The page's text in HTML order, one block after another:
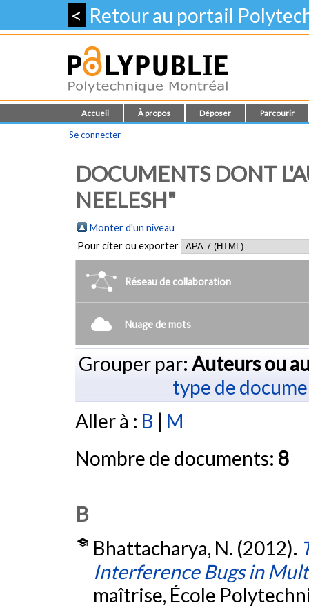
< Retour au portail
Accueil À propos Déposer Parcourir
Se connecter
DOCUMENTS DONT
NEELESH"
Monter d'un niveau
Pour citer ou exporter
Réseau de collaboration
Nuage de mots
Grouper par: Auteurs ou
type de
Aller à : B | M
Nombre de documents: 8
B
Bhattacharya, N. (2012).
Interference Bugs in
maîtrise, École